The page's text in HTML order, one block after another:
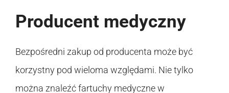
Producent medyczny
Bezpośredni zakup od producenta może być
korzystny pod wieloma względami. Nie tylko
można znaleźć fartuchy medyczne w